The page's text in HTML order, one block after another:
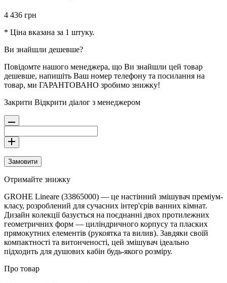
4 436 грн
* Ціна вказана за 1 штуку.
Ви знайшли дешевше?
Повідомте нашого менеджера, що Ви знайшли цей товар
дешевше, напишіть Ваш номер телефону та посилання на
товар, ми ГАРАНТОВАНО зробимо знижку!
Закрити Відкрити діалог з менеджером
Замовити
Отримайте знижку
GROHE Lineare (33865000) — це настінний змішувач преміум-
класу, розроблений для сучасних інтер'єрів ванних кімнат.
Дизайн колекції базується на поєднанні двох протилежних
геометричних форм — циліндричного корпусу та пласких
прямокутних елементів (рукоятка та вилив). Завдяки своїй
компактності та витонченості, цей змішувач ідеально
підходить для душових кабін будь-якого розміру.
Про товар